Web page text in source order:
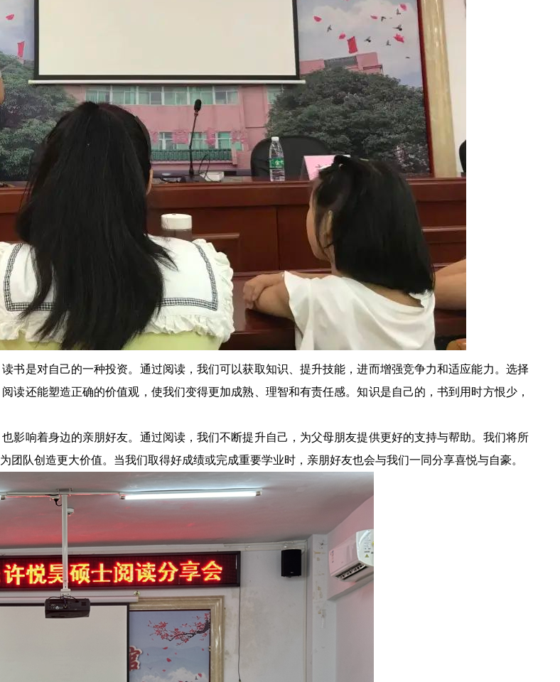
是对自己的一种投资。通过阅读，我们可以获取知识、提升技能，进而增强竞争力和适应能力。选择
读还能塑造正确的价值观，使我们变得更加成熟、理智和有责任感。知识是自己的，书到用时方恨少，
响着身边的亲朋好友。通过阅读，我们不断提升自己，为父母朋友提供更好的支持与帮助。我们将所
队创造更大价值。当我们取得好成绩或完成重要学业时，亲朋好友也会与我们一同分享喜悦与自豪。